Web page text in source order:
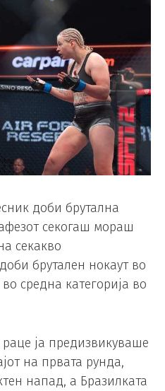
доби брутална
секогаш мораш
секакво
брутален нокаут во
средна категорија во
ја предизвикуваше
на првата рунда,
напад, а Бразилката